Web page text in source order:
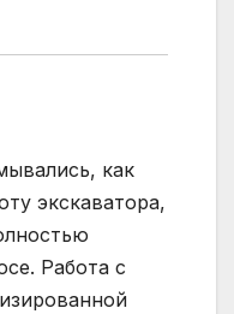
как
экскаватора,
Работа с